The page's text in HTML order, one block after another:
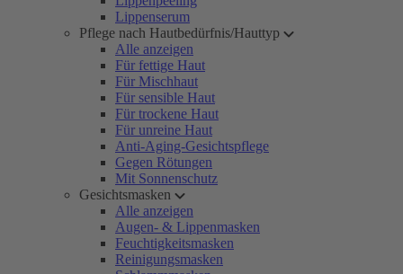
Lippenserum
Pflege nach Hautbedürfnis/Hauttyp
Alle anzeigen
Für fettige Haut
Für Mischhaut
Für sensible Haut
Für trockene Haut
Für unreine Haut
Anti-Aging-Gesichtspflege
Gegen Rötungen
Mit Sonnenschutz
Gesichtsmasken
Alle anzeigen
Augen- & Lippenmasken
Feuchtigkeitsmasken
Reinigungsmasken